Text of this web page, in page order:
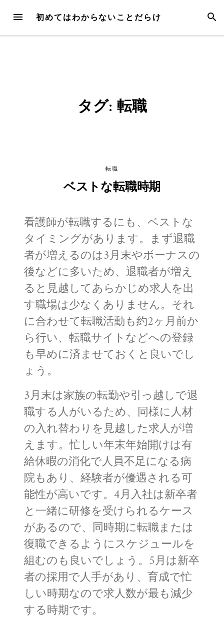
content
MENU 初めてはわからないことだらけ
タグ: 転職
転職
ベストな転職時期
看護師が転職するにも、ベストな
タイミングがあります。まず退職
者が増えるのは3月末やボーナスの
後などに多いため、退職者が増え
ると見越してあらかじめ求人を出
す職場は少なくありません。それ
に合わせて転職活動も約2ヶ月前か
ら行い、転職サイトなどへの登録
も早めに済ませておくと良いでし
ょう。
3月末は家族の転勤や引っ越しで退
職する人がいるため、同様に人材
の入れ替わりを見越した求人が増
えます。忙しい年末年始開けは有
給休暇の消化で人員不足になる病
院もあり、経験者が優遇される可
能性が高いです。4月入社は新卒者
と一緒に研修を受けられるケース
があるので、同時期に転職または
復職できるようにスケジュールを
組むのも良いでしょう。5月は新卒
者の採用で人手があり、育成で忙
しい時期なので求人数が最も減少
する時期です。